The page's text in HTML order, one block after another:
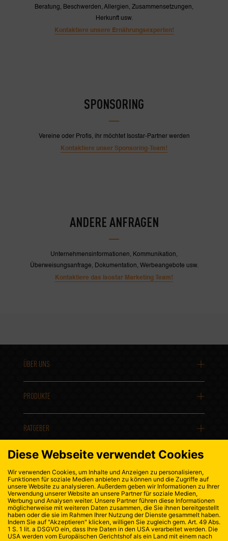
Beratung, Beschwerden, Allergien, Zusammensetzungen,
Herkunft usw.
Kontaktiere unsere Ernährungsexperten!
SPONSORING
Vereine oder Profis, ihr möchtet Isostar-Partner werden
Kontaktiere unser Sponsoring-Team!
ANDERE ANFRAGEN
Unternehmensinformationen, Kommunikation,
Überweisungsanfrage, Dokumentation, Werbeangebote usw.
Kontaktiere das Isostar Marketing Team!
ÜBER UNS
PRODUKTE
RATGEBER
KONTAKT
DATENSCHUTZ
IMPRESSUM